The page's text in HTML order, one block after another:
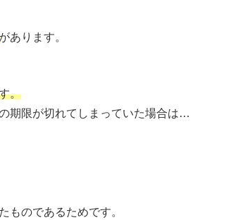
があります。
。
期限が切れてしまっていた場合は…
ものであるためです。